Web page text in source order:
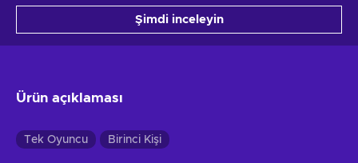
Şimdi inceleyin
Ürün açıklaması
Tek Oyuncu Birinci Kişi